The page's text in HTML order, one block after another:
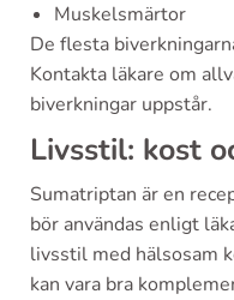
Muskelsmärtor
De flesta
Kontakta läkare om
biverkningar uppstår.
Livsstil: kost
Sumatriptan är en
bör användas enligt
livsstil med hälsosam
kan vara bra